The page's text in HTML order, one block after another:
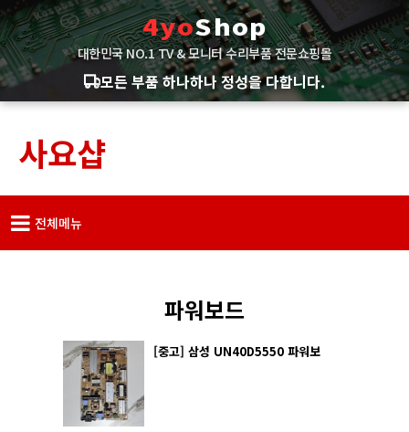
4yoShop
대한민국 NO.1 TV & 모니터 수리부품 전문쇼핑몰
모든 부품 하나하나 정성을 다합니다.
사요샵
전체메뉴
파워보드
[중고] 삼성 UN40D5550 파워보